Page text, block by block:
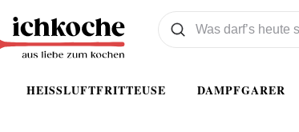
HEISSLUFTFRITTEUSE DAMPFGARER
Was wollen Sie suchen
Suchen